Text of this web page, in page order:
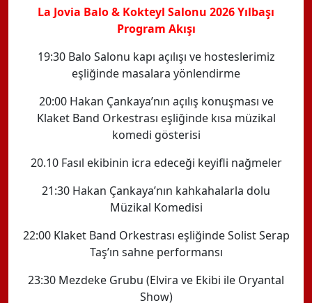
La Jovia Balo & Kokteyl Salonu 2026 Yılbaşı
Program Akışı
19:30 Balo Salonu kapı açılışı ve hosteslerimiz
eşliğinde masalara yönlendirme
20:00 Hakan Çankaya’nın açılış konuşması ve
Klaket Band Orkestrası eşliğinde kısa müzikal
komedi gösterisi
20.10 Fasıl ekibinin icra edeceği keyifli nağmeler
21:30 Hakan Çankaya’nın kahkahalarla dolu
Müzikal Komedisi
22:00 Klaket Band Orkestrası eşliğinde Solist Serap
Taş’ın sahne performansı
23:30 Mezdeke Grubu (Elvira ve Ekibi ile Oryantal
Show)